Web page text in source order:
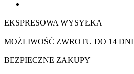
EKSPRESOWA WYSYŁKA
MOŻLIWOŚĆ ZWROTU DO 14 DNI
BEZPIECZNE ZAKUPY